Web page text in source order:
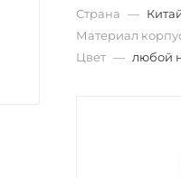
Страна —
Материал
Цвет — любой